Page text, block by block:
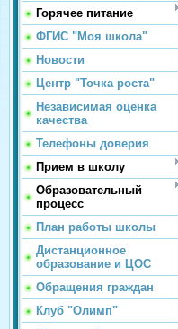
Горячее питание
ФГИС "Моя школа"
Новости
Центр "Точка роста"
Независимая оценка
качества
Телефоны доверия
Прием в школу
Образовательный
процесс
План работы школы
Дистанционное
образование и ЦОС
Обращения граждан
Клуб "Олимп"